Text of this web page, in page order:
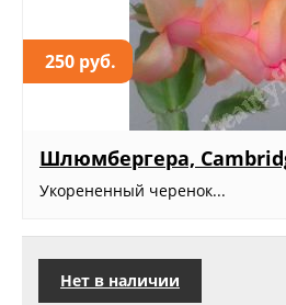
250 руб.
Шлюмбергера,
Укорененный черенок...
Нет в наличии